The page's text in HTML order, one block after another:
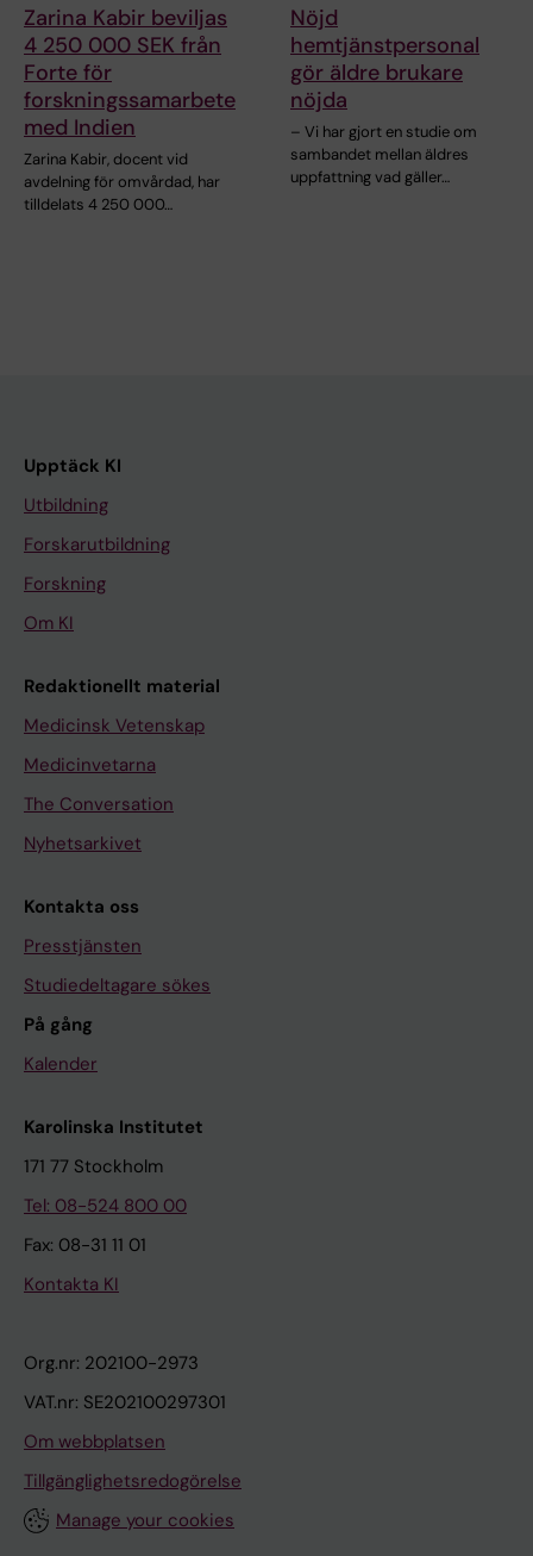
Zarina Kabir beviljas
4 250 000 SEK från
Forte för
forskningssamarbete
med Indien
Zarina Kabir, docent vid
avdelning för omvårdad, har
tilldelats 4 250 000…
Nöjd
hemtjänstpersonal
gör äldre brukare
nöjda
– Vi har gjort en studie om
sambandet mellan äldres
uppfattning vad gäller…
Upptäck KI
Utbildning
Forskarutbildning
Forskning
Om KI
Redaktionellt material
Medicinsk Vetenskap
Medicinvetarna
The Conversation
Nyhetsarkivet
Kontakta oss
Presstjänsten
Studiedeltagare sökes
På gång
Kalender
Karolinska Institutet
171 77 Stockholm
Tel: 08-524 800 00
Fax: 08-31 11 01
Kontakta KI
Org.nr: 202100-2973
VAT.nr: SE202100297301
Om webbplatsen
Tillgänglighetsredogörelse
Manage your cookies